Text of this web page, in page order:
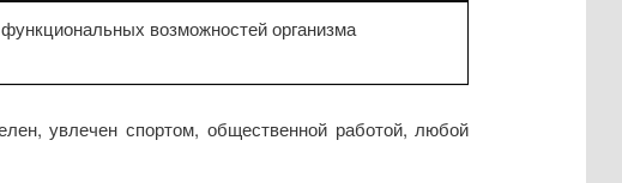
возможностей организма
увлечен спортом, общественной работой, любой